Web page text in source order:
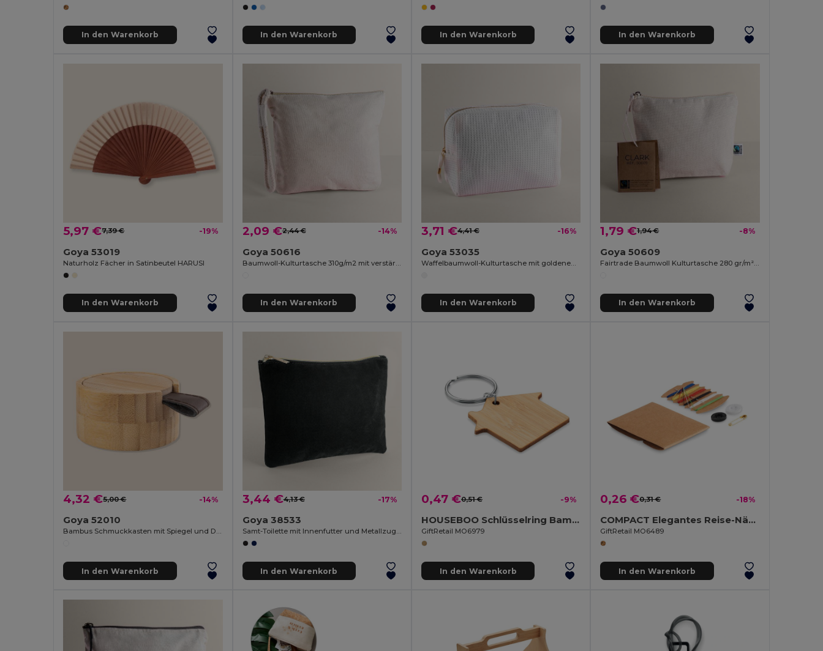
In den Warenkorb In den Warenkorb In den Warenkorb In den Warenkorb
5,97 €7,39 € -19%
Goya 53019
Naturholz Fächer in Satinbeutel HARUSI
In den Warenkorb
2,09 €2,44 € -14%
Goya 50616
Baumwoll-Kulturtasche 310g/m2 mit verstärktem Boden SAFE
In den Warenkorb
3,71 €4,41 € -16%
Goya 53035
Waffelbaumwoll-Kulturtasche mit goldenem Griffdetail GARONA
In den Warenkorb
1,79 €1,94 € -8%
Goya 50609
Fairtrade Baumwoll Kulturtasche 280 gr/m² CLARK
In den Warenkorb
4,32 €5,00 € -14%
Goya 52010
Bambus Schmuckkasten mit Spiegel und Dekorgriff GLARE
In den Warenkorb
3,44 €4,13 € -17%
Goya 38533
Samt-Toilette mit Innenfutter und Metallzug CARPET
In den Warenkorb
0,47 €0,51 € -9%
HOUSEBOO Schlüsselring Bambus, Haus
GiftRetail MO6979
In den Warenkorb
0,26 €0,31 € -18%
COMPACT Elegantes Reise-Nähset im Kompaktformat
GiftRetail MO6489
In den Warenkorb